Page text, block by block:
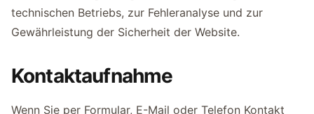
technischen Betriebs, zur Fehleranalyse und zur
Gewährleistung der Sicherheit der Website.
Kontaktaufnahme
Wenn Sie per Formular, E-Mail oder Telefon Kontakt